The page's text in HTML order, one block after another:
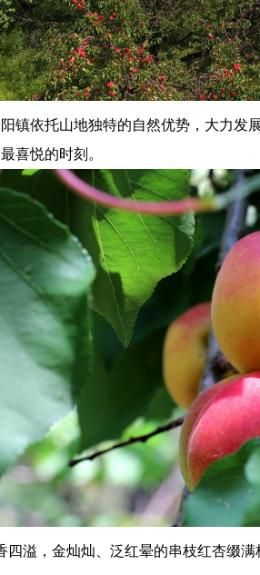
镇依托山地独特的自然优势，大力
喜悦的时刻。
溢，金灿灿、泛红晕的串枝红杏缀